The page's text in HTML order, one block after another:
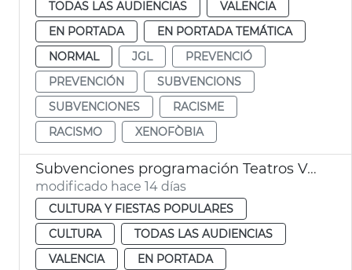
TODAS LAS AUDIENCIAS
VALENCIA
EN PORTADA
EN PORTADA TEMÁTICA
NORMAL
JGL
PREVENCIÓ
PREVENCIÓN
SUBVENCIONS
SUBVENCIONES
RACISME
RACISMO
XENOFÒBIA
Subvenciones programación Teatros València
modificado hace 14 días
CULTURA Y FIESTAS POPULARES
CULTURA
TODAS LAS AUDIENCIAS
VALENCIA
EN PORTADA